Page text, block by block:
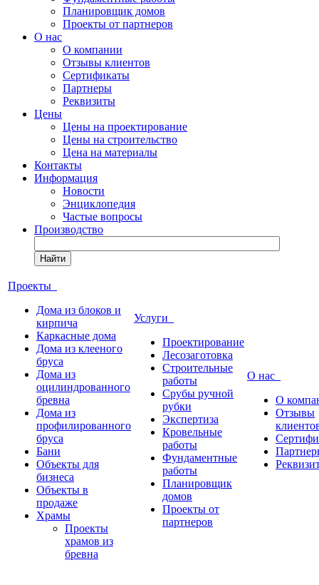
Планировщик домов
Проекты от партнеров
О нас
О компании
Отзывы клиентов
Сертификаты
Партнеры
Реквизиты
Цены
Цены на проектирование
Цены на строительство
Цена на материалы
Контакты
Информация
Новости
Энциклопедия
Частые вопросы
Производство
Найти
Проекты
Дома из блоков и
кирпича
Каркасные дома
Дома из клееного
бруса
Дома из
оцилиндрованного
бревна
Дома из
профилированного
бруса
Бани
Объекты для
бизнеса
Объекты в
продаже
Храмы
Проекты
храмов из
бревна
Услуги
Проектирование
Лесозаготовка
Строительные
работы
Срубы ручной
рубки
Экспертиза
Кровельные
работы
Фундаментные
работы
Планировщик
домов
Проекты от
партнеров
О нас
О
Отзывы